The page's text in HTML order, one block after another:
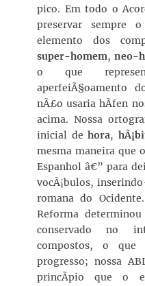
pico. Em todo o
preservar sempre o
elemento dos
super-homem, neo-
o que
aperfeiÃ§oamento
nÃ£o usaria hÃ­fen
acima. Nossa
inicial dehora,
mesma maneira que
Espanhol â€” para
vocÃ¡bulos,
romana do
Reforma
conservado no
compostos, o que
progresso; nossa
princÃ­pio que o